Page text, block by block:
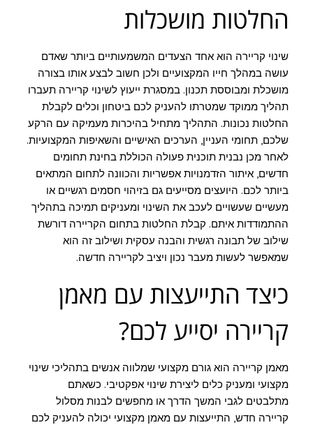
החלטות מושכלות
שינוי קריירה הוא אחד הצעדים המשמעותיים ביותר שאדם
עושה במהלך חייו המקצועיים ולכן חשוב לבצע אותו בצורה
מושכלת ומבוססת תכנון. במסגרת ייעוץ לשינוי קריירה תעברו
תהליך ממוקד שמטרתו להעניק לכם ביטחון וכלים לקבלת
החלטות נכונות. התהליך מתחיל בהיכרות מעמיקה עם הרקע
שלכם, תחומי העניין, הערכים האישיים והשאיפות המקצועיות.
לאחר מכן נבנית תוכנית פעולה הכוללת בחינת תחומים
חדשים, איתור הזדמנויות אפשריות והכוונה לתחום המתאים
ביותר לכם. היועצים מסייעים גם בזיהוי חסמים רגשיים או
מעשיים שעשויים לעכב את השינוי ומעניקים תמיכה בתהליך
ההתמודדות איתם. קבלת החלטות בתחום הקריירה דורשת
שילוב של תבונה רגשית והבנה עסקית ושילוב זה הוא
שמאפשר לעשות מעבר נכון ויציב לקריירה חדשה.
כיצד התייעצות עם מאמן
קריירה יסייע לכם?
מאמן קריירה הוא גורם מקצועי שמלווה אנשים בתהליכי שינוי
מקצועי ומעניק כלים ליצירת שינוי אפקטיבי. כשאתם
מתלבטים לגבי המשך הדרך או מחפשים לבנות מסלול
קריירה חדש, התייעצות עם מאמן מקצועי יכולה להעניק לכם